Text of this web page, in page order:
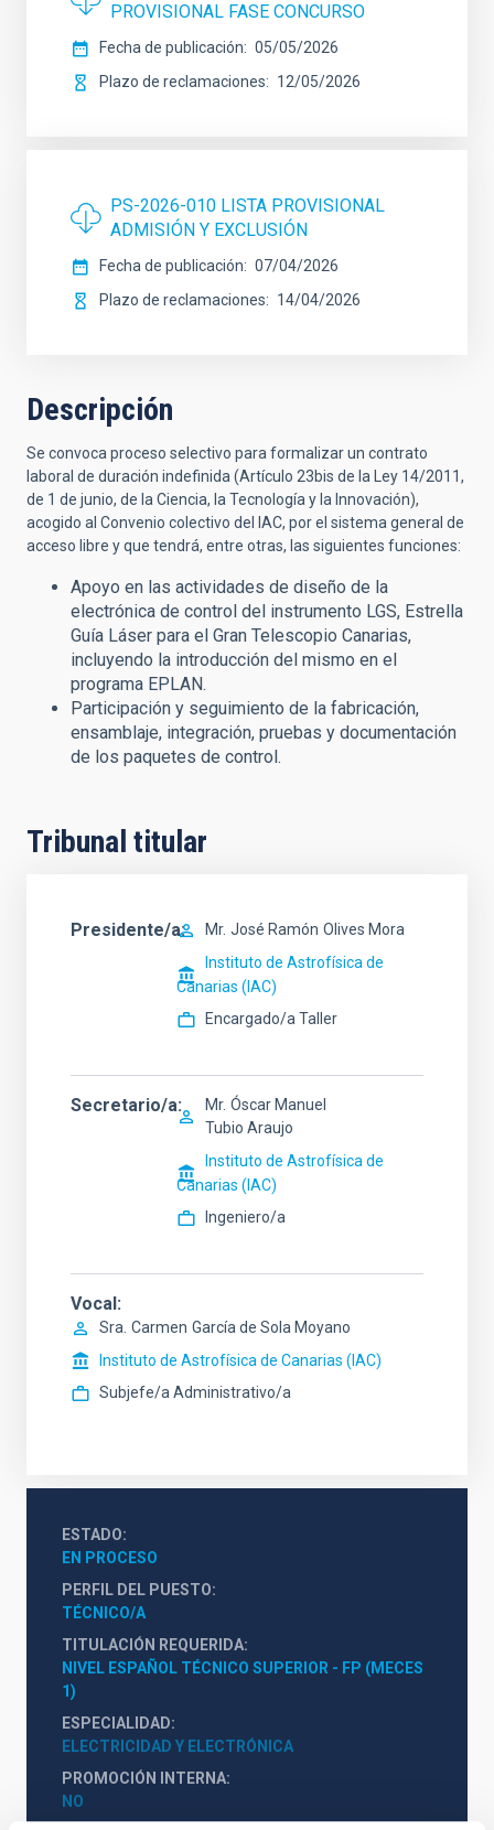
PROVISIONAL FASE CONCURSO
Fecha de publicación
05/05/2026
Plazo de reclamaciones
12/05/2026
PS-2026-010 LISTA PROVISIONAL
ADMISIÓN Y EXCLUSIÓN
Fecha de publicación
07/04/2026
Plazo de reclamaciones
14/04/2026
Descripción
Se convoca proceso selectivo para formalizar un contrato
laboral de duración indefinida (Artículo 23bis de la Ley 14/2011,
de 1 de junio, de la Ciencia, la Tecnología y la Innovación),
acogido al Convenio colectivo del IAC, por el sistema general de
acceso libre y que tendrá, entre otras, las siguientes funciones:
Apoyo en las actividades de diseño de la
electrónica de control del instrumento LGS, Estrella
Guía Láser para el Gran Telescopio Canarias,
incluyendo la introducción del mismo en el
programa EPLAN.
Participación y seguimiento de la fabricación,
ensamblaje, integración, pruebas y documentación
de los paquetes de control.
Tribunal titular
Presidente/a Mr. José Ramón Olives Mora
Instituto de Astrofísica de
Canarias (IAC)
Encargado/a Taller
Secretario/a Mr. Óscar Manuel
Tubio Araujo
Instituto de Astrofísica de
Canarias (IAC)
Ingeniero/a
Vocal
Sra. Carmen García de Sola Moyano
Instituto de Astrofísica de Canarias (IAC)
Subjefe/a Administrativo/a
ESTADO
EN PROCESO
PERFIL DEL PUESTO
TÉCNICO/A
TITULACIÓN REQUERIDA
NIVEL ESPAÑOL TÉCNICO SUPERIOR - FP (MECES
1)
ESPECIALIDAD
ELECTRICIDAD Y ELECTRÓNICA
PROMOCIÓN INTERNA
NO